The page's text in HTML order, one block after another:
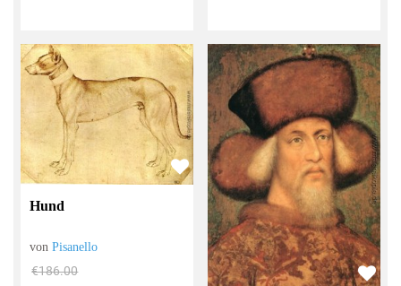
Hund
vonPisanello
€186.00